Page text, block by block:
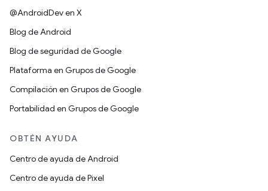
@AndroidDev en X
Blog de Android
Blog de seguridad de Google
Plataforma en Grupos de Google
Compilación en Grupos de Google
Portabilidad en Grupos de Google
OBTÉN AYUDA
Centro de ayuda de Android
Centro de ayuda de Pixel